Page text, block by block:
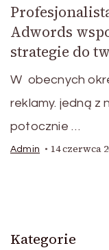
Adwords
strategie do
W obecnych
reklamy. jedną z
potocznie …
Admin 14 czerwca
Kategorie